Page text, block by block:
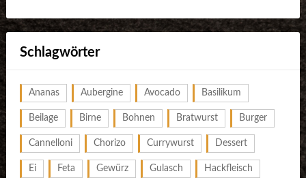
Schlagwörter
Ananas Aubergine Avocado Basilikum
Beilage Birne Bohnen Bratwurst Burger
Cannelloni Chorizo Currywurst Dessert
Ei Feta Gewürz Gulasch Hackfleisch